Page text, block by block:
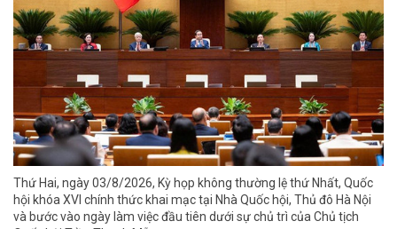
Thứ Hai, ngày 03/8/2026, Kỳ họp không thường lệ thứ Nhất, Quốc
hội khóa XVI chính thức khai mạc tại Nhà Quốc hội, Thủ đô Hà Nội
và bước vào ngày làm việc đầu tiên dưới sự chủ trì của Chủ tịch